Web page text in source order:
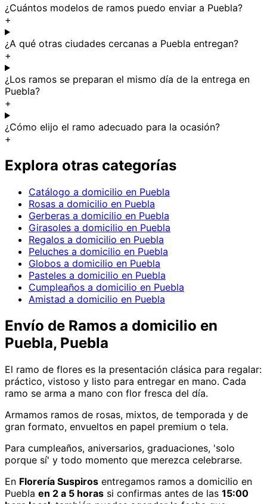
¿Cuántos modelos de ramos puedo enviar a Puebla?
+
¿A qué otras ciudades cercanas a Puebla entregan?
+
¿Los ramos se preparan el mismo día de la entrega en
Puebla?
+
¿Cómo elijo el ramo adecuado para la ocasión?
+
Explora otras categorías
Catálogo a domicilio en Puebla
Rosas a domicilio en Puebla
Gerberas a domicilio en Puebla
Girasoles a domicilio en Puebla
Regalos a domicilio en Puebla
Peluches a domicilio en Puebla
Globos a domicilio en Puebla
Pasteles a domicilio en Puebla
Cumpleaños a domicilio en Puebla
Amistad a domicilio en Puebla
Envío de Ramos a domicilio en
Puebla, Puebla
El ramo de flores es la presentación clásica para regalar:
práctico, vistoso y listo para entregar en mano. Cada
ramo se arma a mano con flor fresca del día.
Armamos ramos de rosas, mixtos, de temporada y de
gran formato, envueltos en papel premium o tela.
Para cumpleaños, aniversarios, graduaciones, 'solo
porque sí' y todo momento que merezca celebrarse.
En Florería Suspiros entregamos ramos a domicilio en
Puebla en 2 a 5 horas si confirmas antes de las 15:00